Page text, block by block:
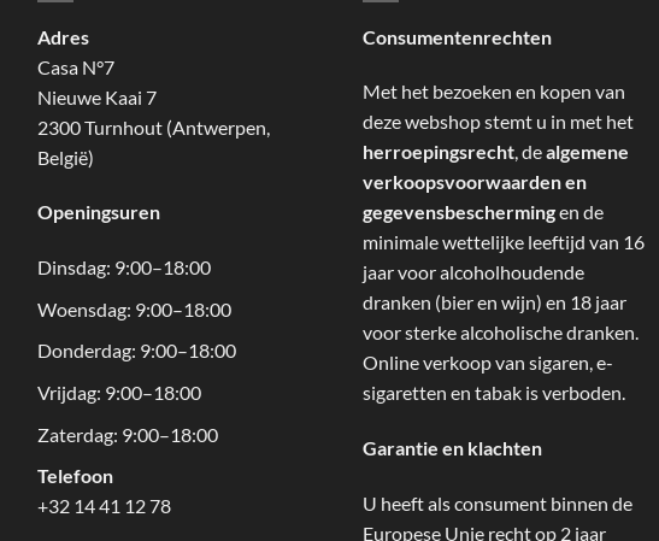
Adres
Casa N°7
Nieuwe Kaai 7
2300 Turnhout (Antwerpen,
België)
Openingsuren
Dinsdag: 9:00–18:00
Woensdag: 9:00–18:00
Donderdag: 9:00–18:00
Vrijdag: 9:00–18:00
Zaterdag: 9:00–18:00
Telefoon
+32 14 41 12 78
Consumentenrechten
Met het bezoeken en kopen van
deze webshop stemt u in met het
herroepingsrecht, dealgemene
verkoopsvoorwaarden en
gegevensbeschermingen de
minimale wettelijke leeftijd van 16
jaar voor alcoholhoudende
dranken (bier en wijn) en 18 jaar
voor sterke alcoholische dranken.
Online verkoop van sigaren, e-
sigaretten en tabak is verboden.
Garantie en klachten
U heeft als consument binnen de
Europese Unie recht op 2 jaar